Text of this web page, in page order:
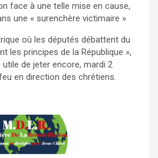
face à une telle mise en cause,
une « surenchère victimaire »
où les députés débattent du
les principes de la République »,
utile de jeter encore, mardi 2
en direction des chrétiens.